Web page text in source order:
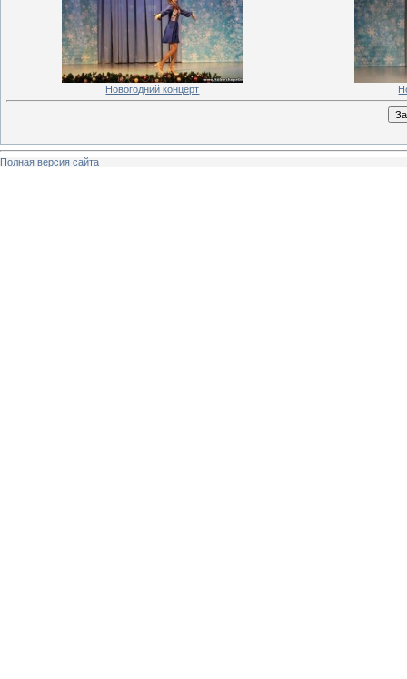
Новогодний концерт
Полная версия сайта